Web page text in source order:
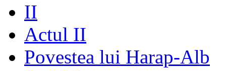
II
Actul II
Povestea lui Harap-Alb